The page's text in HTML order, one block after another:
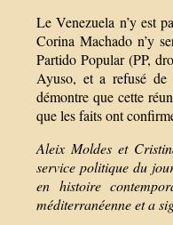
Le Venezuela n’y est
Corina Machado n’y
Partido Popular (PP,
Ayuso, et a refusé de
démontre que cette
que les faits ont
Aleix Moldes et
service politique du
en histoire
méditerranéenne et a